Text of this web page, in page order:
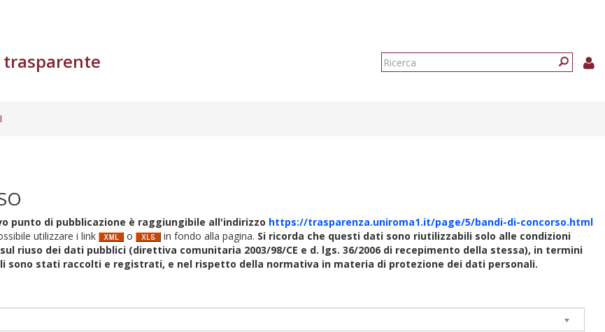
Form
punto di pubblicazione è raggiungibile all'indirizzo https://trasparenza.uniroma1.it/page/5/bandi-di-concorso.html
utilizzare i link
o in fondo alla pagina. Si ricorda che questi dati sono riutilizzabili solo alle condizioni
riuso dei dati pubblici (direttiva comunitaria 2003/98/CE e d. lgs. 36/2006 di recepimento della stessa), in termini
sono stati raccolti e registrati, e nel rispetto della normativa in materia di protezione dei dati personali.